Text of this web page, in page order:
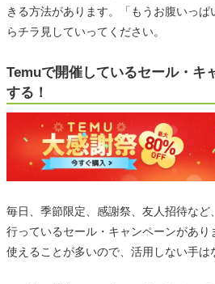
きる方法があります。「もうお腹いっぱ
らチラ見していってください。
Temuで開催しているセール・キ
する！
毎日、季節限定、感謝祭、友人招待な
行っているセール・キャンペーンがあり
使えることが多いので、活用しない手は